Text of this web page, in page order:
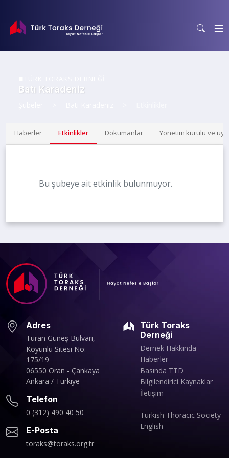
Batı Karadeniz
Haberler Etkinlikler Dokümanlar Yönetim kurulu ve
Bu şubeye ait etkinlik bulunmuyor.
Adres
Turan Güneş Bulvarı,
Koyunlu Sitesi No:
175/19
06550 Oran - Çankaya
Ankara / Türkiye
Telefon
0 (312) 490 40 50
E-Posta
toraks@toraks.org.tr
Türk Toraks
Derneği
Dernek Hakkında
Haberler
Basında TTD
Bilgilendirici Kaynaklar
İletişim
Turkish Thoracic Society
English